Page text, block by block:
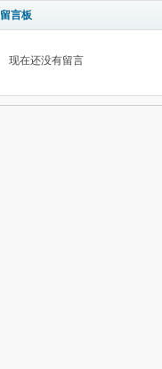
留言板
现在还没有留言